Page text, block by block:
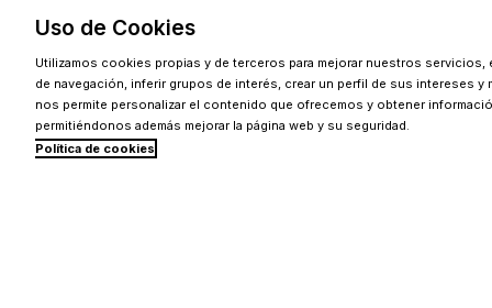
Uso de Cookies
Utilizamos cookies propias y de terceros para mejorar nuestros
de navegación, inferir grupos de interés, crear un perfil de sus intereses
nos permite personalizar el contenido que ofrecemos y obtener
permitiéndonos además mejorar la página web y su seguridad.
Política de cookies